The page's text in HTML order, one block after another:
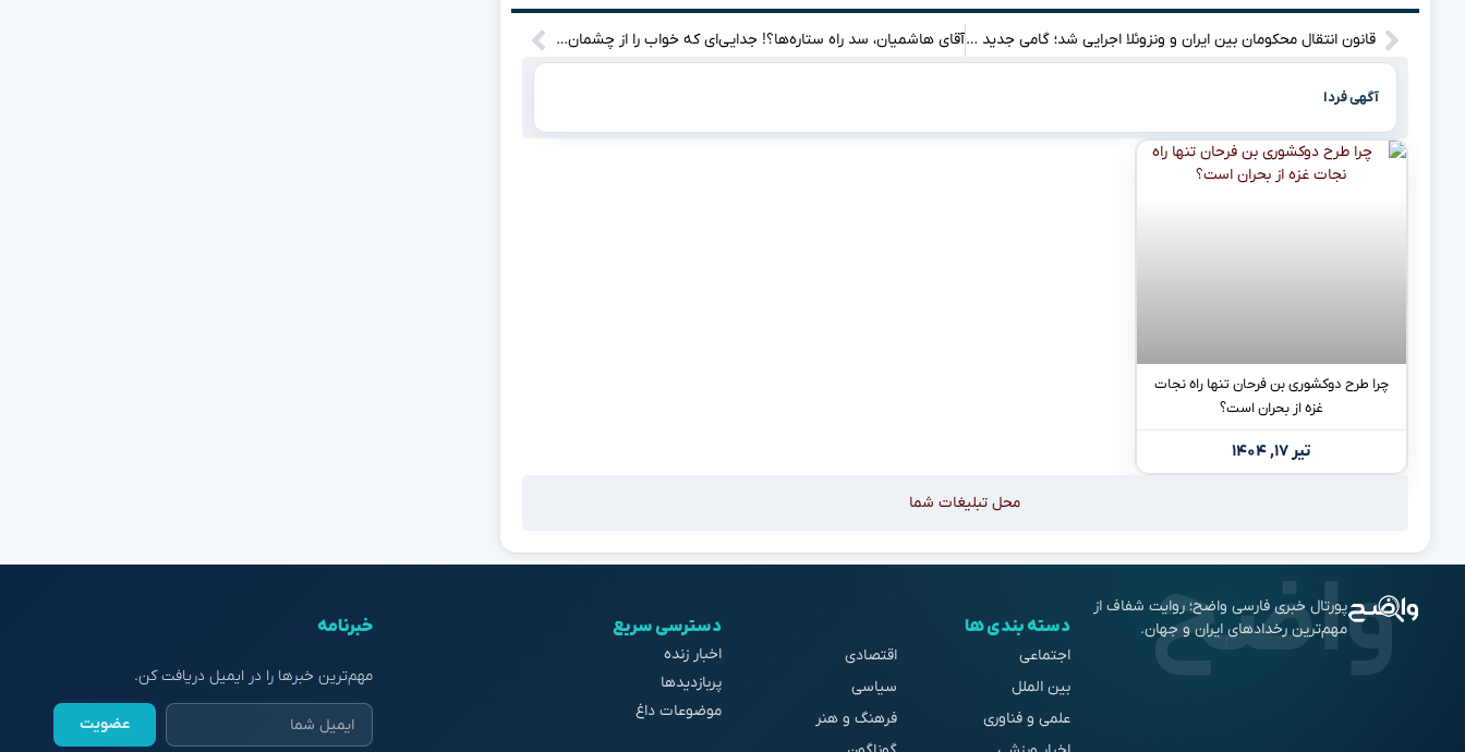
قانون انتقال محکومان بین ایران و ونزوئلا اجرایی شد؛ گامی جدید در همکاری‌های قضایی! آقای هاشمیان، سد راه ستاره‌ها؟! جدایی‌ای که خواب را از چشمان هواداران پراند!
آگهی فردا
چرا طرح دوکشوری بن فرحان تنها راه نجات
غزه از بحران است؟
تیر ۱۷, ۱۴۰۴
محل تبلیغات شما
پورتال خبری فارسی واضح؛ روایت شفاف از
مهم‌ترین رخدادهای ایران و جهان.
دسته بندی ها
اجتماعی
اقتصادی
بین الملل
سیاسی
علمی و فناوری
فرهنگ و هنر
دسترسی سریع
اخبار زنده
پربازدیدها
موضوعات داغ
خبرنامه
مهم‌ترین خبرها را در ایمیل دریافت کن.
عضویت